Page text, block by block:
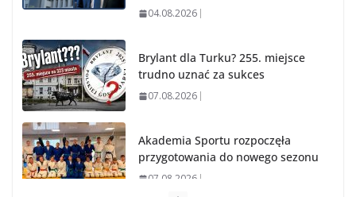
04.08.2026
Brylant dla Turku? 255. miejsce
trudno uznać za sukces
07.08.2026
Akademia Sportu rozpoczęła
przygotowania do nowego sezonu
07.08.2026